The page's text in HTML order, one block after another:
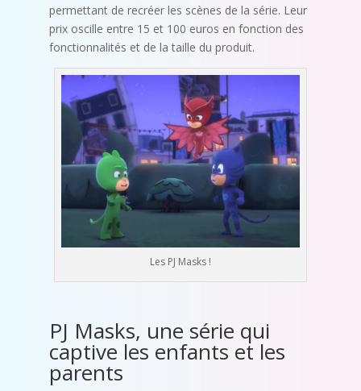
permettant de recréer les scènes de la série. Leur
prix oscille entre 15 et 100 euros en fonction des
fonctionnalités et de la taille du produit.
Les PJ Masks !
PJ Masks, une série qui
captive les enfants et les
parents